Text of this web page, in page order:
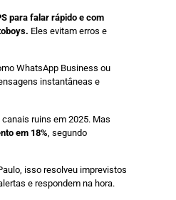
para falar rápido e com
Eles evitam erros e
WhatsApp Business ou
instantâneas e
ruins em 2025. Mas
em 18% , segundo
isso resolveu imprevistos
e respondem na hora.